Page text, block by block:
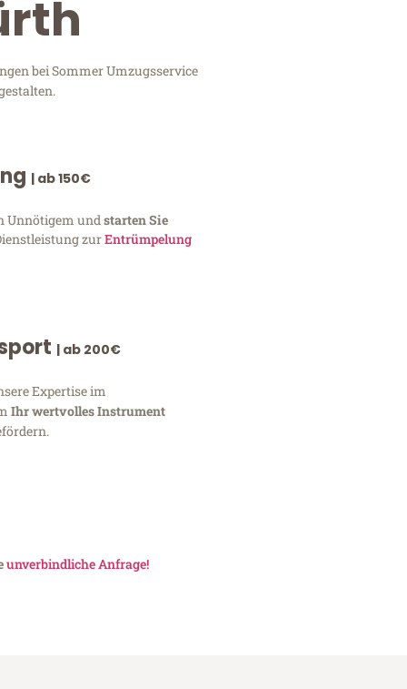
bei Sommer Umzugsservice
| ab 150€
Unnötigem undstarten Sie
zurEntrümpelung
| ab 200€
Expertise im
Ihr wertvolles Instrument
unverbindliche Anfrage!